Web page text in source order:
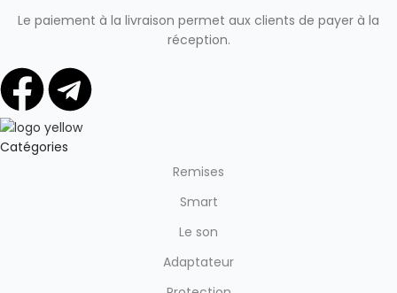
Le paiement à la livraison permet aux clients de payer à la
réception.
Catégories
Remises
Smart
Le son
Adaptateur